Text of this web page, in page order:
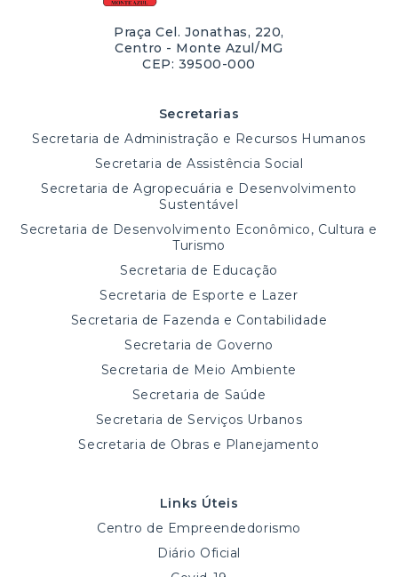
Praça Cel. Jonathas, 220,
Centro - Monte Azul/MG
CEP: 39500-000
Secretarias
Secretaria de Administração e Recursos Humanos
Secretaria de Assistência Social
Secretaria de Agropecuária e Desenvolvimento
Sustentável
Secretaria de Desenvolvimento Econômico, Cultura e
Turismo
Secretaria de Educação
Secretaria de Esporte e Lazer
Secretaria de Fazenda e Contabilidade
Secretaria de Governo
Secretaria de Meio Ambiente
Secretaria de Saúde
Secretaria de Serviços Urbanos
Secretaria de Obras e Planejamento
Links Úteis
Centro de Empreendedorismo
Diário Oficial